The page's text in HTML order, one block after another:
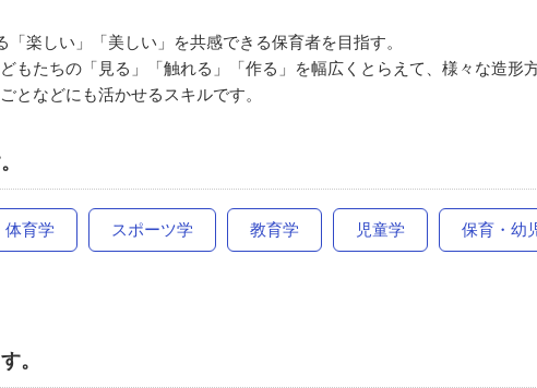
楽しい」「美しい」を共感できる保育者を目指す。
もたちの「見る」「触れる」「作る」を幅広くとらえて、様々な造形
となどにも活かせるスキルです。
体育学 スポーツ学 教育学 児童学 保育・幼
。